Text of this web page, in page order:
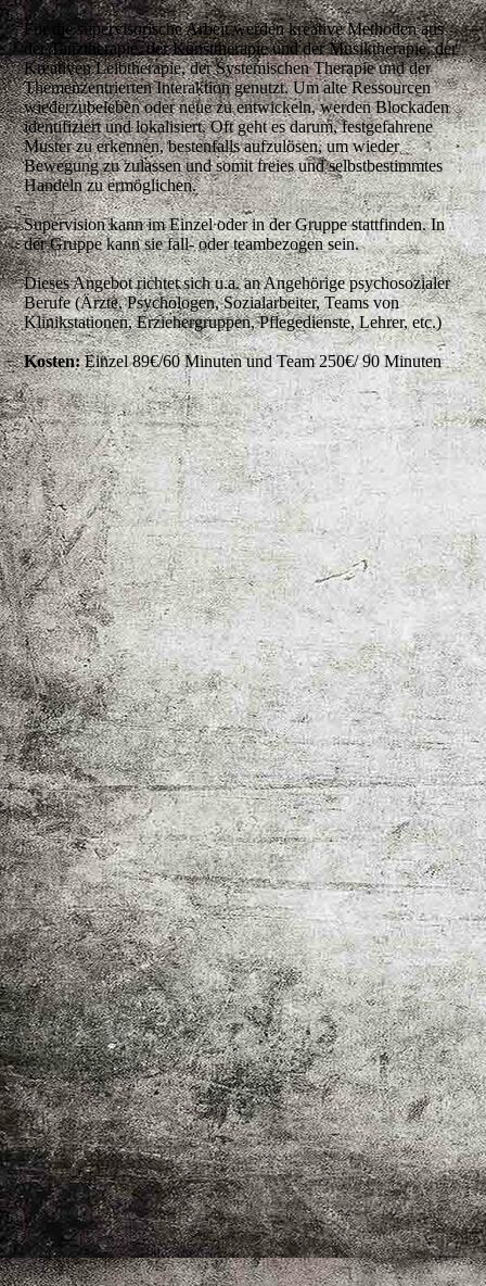
Für die supervisorische Arbeit werden kreative Methoden aus
der Tanztherapie, der Kunsttherapie und der Musiktherapie, der
Kreativen Leibtherapie, der Systemischen Therapie und der
Themenzentrierten Interaktion genutzt. Um alte Ressourcen
wiederzubeleben oder neue zu entwickeln, werden Blockaden
identifiziert und lokalisiert. Oft geht es darum, festgefahrene
Muster zu erkennen, bestenfalls aufzulösen, um wieder
Bewegung zu zulassen und somit freies und selbstbestimmtes
Handeln zu ermöglichen.
Supervision kann im Einzel oder in der Gruppe stattfinden. In
der Gruppe kann sie fall- oder teambezogen sein.
Dieses Angebot richtet sich u.a. an Angehörige psychosozialer
Berufe (Ärzte, Psychologen, Sozialarbeiter, Teams von
Klinikstationen, Erziehergruppen, Pflegedienste, Lehrer, etc.)
Kosten:Einzel 89€/60 Minuten und Team 250€/ 90 Minuten